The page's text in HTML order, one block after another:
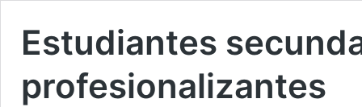
Estudiantes
profesionalizantes